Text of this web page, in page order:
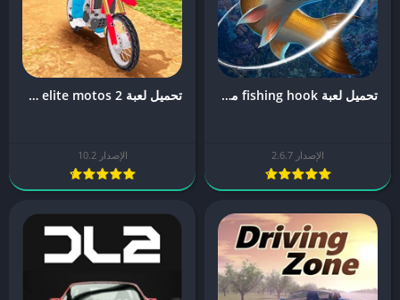
تحميل لعبة fishing hook مهكرة
الإصدار 2.6.7
تحميل لعبة elite motos 2 مهكرة
الإصدار 10.2